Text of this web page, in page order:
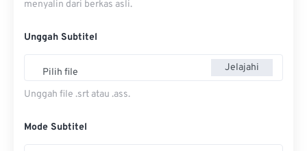
menyalin dari berkas asli.
Unggah Subtitel
Pilih file Jelajahi
Unggah file .srt atau .ass.
Mode Subtitel